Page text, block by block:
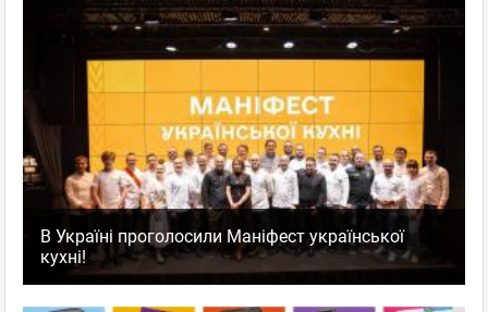
В Україні проголосили Маніфест української
кухні!